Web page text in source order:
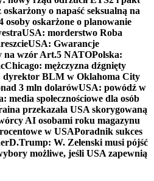
o napaść seksualną na
osoby oskarżone o planowanie
USA: morderstwo Roba
USA: Gwarancje
na wzór Art.5 NATOPolska:
Chicago: mężczyzna dźgnięty
dyrektor BLM w Oklahoma City
3 mln dolarówUSA: powódź w
media społecznościowe dla osób
przekazała USA skorygowaną
AI osobami roku magazynu
w USAPoradnik sukces
D.Trump: W. Zełenski musi pójść
możliwe, jeśli USA zapewnią